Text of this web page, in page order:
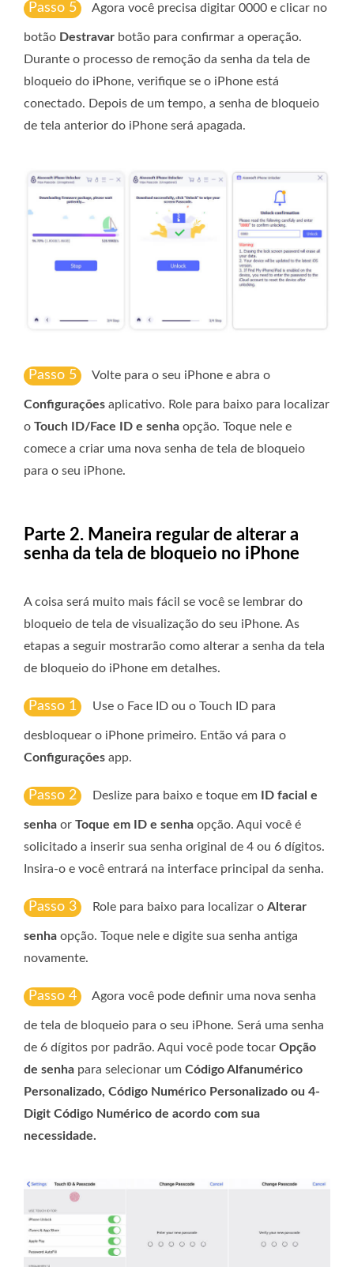
Passo 5 Agora você precisa digitar 0000 e clicar no
botão Destravar botão para confirmar a operação.
Durante o processo de remoção da senha da tela de
bloqueio do iPhone, verifique se o iPhone está
conectado. Depois de um tempo, a senha de bloqueio
de tela anterior do iPhone será apagada.
Passo 5 Volte para o seu iPhone e abra o
Configurações aplicativo. Role para baixo para localizar
o Touch ID/Face ID e senha opção. Toque nele e
comece a criar uma nova senha de tela de bloqueio
para o seu iPhone.
Parte 2. Maneira regular de alterar a
senha da tela de bloqueio no iPhone
A coisa será muito mais fácil se você se lembrar do
bloqueio de tela de visualização do seu iPhone. As
etapas a seguir mostrarão como alterar a senha da tela
de bloqueio do iPhone em detalhes.
Passo 1 Use o Face ID ou o Touch ID para
desbloquear o iPhone primeiro. Então vá para o
Configurações app.
Passo 2 Deslize para baixo e toque em ID facial e
senha or Toque em ID e senha opção. Aqui você é
solicitado a inserir sua senha original de 4 ou 6 dígitos.
Insira-o e você entrará na interface principal da senha.
Passo 3 Role para baixo para localizar o Alterar
senha opção. Toque nele e digite sua senha antiga
novamente.
Passo 4 Agora você pode definir uma nova senha
de tela de bloqueio para o seu iPhone. Será uma senha
de 6 dígitos por padrão. Aqui você pode tocar Opção
de senha para selecionar um Código Alfanumérico
Personalizado, Código Numérico Personalizado ou 4-
Digit Código Numérico de acordo com sua
necessidade.